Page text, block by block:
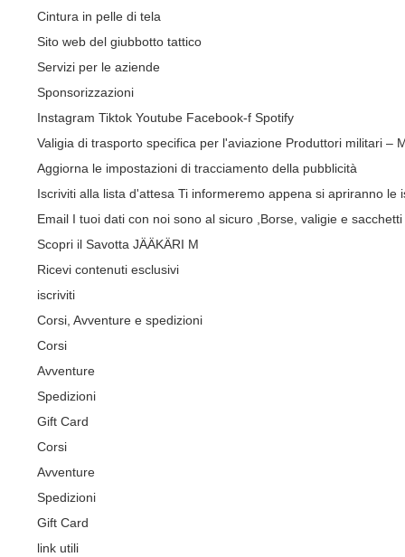
Cintura in pelle di tela
Sito web del giubbotto tattico
Servizi per le aziende
Sponsorizzazioni
Instagram Tiktok Youtube Facebook-f Spotify
Valigia di trasporto specifica per l'aviazione Produttori militari –
Aggiorna le impostazioni di tracciamento della pubblicità
Iscriviti alla lista d'attesa Ti informeremo appena si apriranno le
Email I tuoi dati con noi sono al sicuro ,Borse, valigie e
Scopri il Savotta JÄÄKÄRI M
Ricevi contenuti esclusivi
iscriviti
Corsi, Avventure e spedizioni
Corsi
Avventure
Spedizioni
Gift Card
Corsi
Avventure
Spedizioni
Gift Card
link utili